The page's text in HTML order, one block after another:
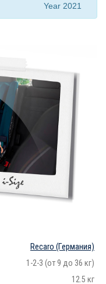
Year 2021
Recaro (Германия)
1-2-3 (от 9 до 36 кг)
12.5 кг